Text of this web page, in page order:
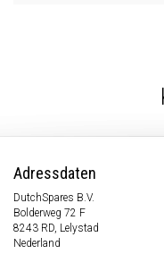
Adressdaten
DutchSpares B.V.
Bolderweg 72 F
8243 RD, Lelystad
Nederland